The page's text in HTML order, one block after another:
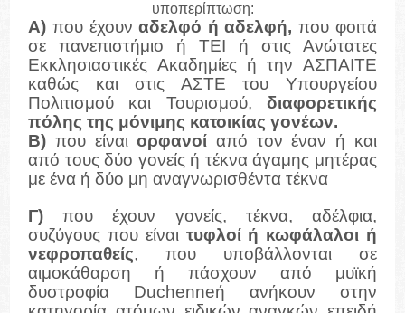
υποπερίπτωση:
Α) που έχουναδελφό ή αδελφή, που φοιτά
σε πανεπιστήμιο ή ΤΕΙ ή στις Ανώτατες
Εκκλησιαστικές Ακαδημίες ή την ΑΣΠΑΙΤΕ
καθώς και στις ΑΣΤΕ του Υπουργείου
Πολιτισμού και Τουρισμού, διαφορετικής
πόλης της μόνιμης κατοικίας γονέων.
Β) που είναιορφανοίαπό τον έναν ή και
από τους δύο γονείς ή τέκνα άγαμης μητέρας
με ένα ή δύο μη αναγνωρισθέντα τέκνα
Γ) που έχουν γονείς, τέκνα, αδέλφια,
συζύγους που είναι τυφλοί ή κωφάλαλοι ή
νεφροπαθείς, που υποβάλλονται σε
αιμοκάθαρση ή πάσχουν από μυϊκή
δυστροφία Duchenneή ανήκουν στην